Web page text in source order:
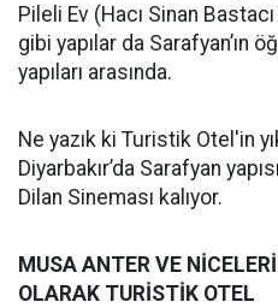
Pileli Ev (Hacı Sinan
gibi yapılar da Sarafyan’ın
yapıları arasında.
Ne yazık ki Turistik Otel'in
Diyarbakır’da Sarafyan
Dilan Sineması kalıyor.
MUSA ANTER VE
OLARAK TURİSTİK OTEL